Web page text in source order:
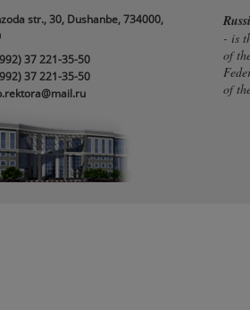
str., 30, Dushanbe, 734000,
37 221-35-50
37 221-35-50
- is
of
of